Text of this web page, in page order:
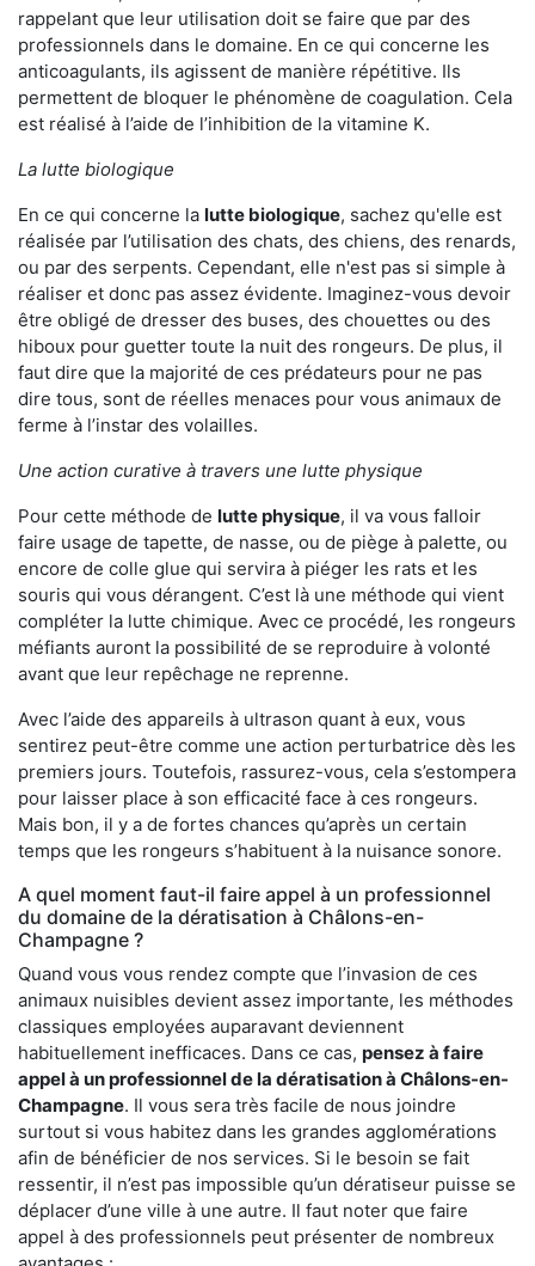
rappelant que leur utilisation doit se faire que par des
professionnels dans le domaine. En ce qui concerne les
anticoagulants, ils agissent de manière répétitive. Ils
permettent de bloquer le phénomène de coagulation. Cela
est réalisé à l’aide de l’inhibition de la vitamine K.
La lutte biologique
En ce qui concerne la lutte biologique, sachez qu'elle est
réalisée par l’utilisation des chats, des chiens, des renards,
ou par des serpents. Cependant, elle n'est pas si simple à
réaliser et donc pas assez évidente. Imaginez-vous devoir
être obligé de dresser des buses, des chouettes ou des
hiboux pour guetter toute la nuit des rongeurs. De plus, il
faut dire que la majorité de ces prédateurs pour ne pas
dire tous, sont de réelles menaces pour vous animaux de
ferme à l’instar des volailles.
Une action curative à travers une lutte physique
Pour cette méthode de lutte physique, il va vous falloir
faire usage de tapette, de nasse, ou de piège à palette, ou
encore de colle glue qui servira à piéger les rats et les
souris qui vous dérangent. C’est là une méthode qui vient
compléter la lutte chimique. Avec ce procédé, les rongeurs
méfiants auront la possibilité de se reproduire à volonté
avant que leur repêchage ne reprenne.
Avec l’aide des appareils à ultrason quant à eux, vous
sentirez peut-être comme une action perturbatrice dès les
premiers jours. Toutefois, rassurez-vous, cela s’estompera
pour laisser place à son efficacité face à ces rongeurs.
Mais bon, il y a de fortes chances qu’après un certain
temps que les rongeurs s’habituent à la nuisance sonore.
A quel moment faut-il faire appel à un professionnel
du domaine de la dératisation à Châlons-en-
Champagne ?
Quand vous vous rendez compte que l’invasion de ces
animaux nuisibles devient assez importante, les méthodes
classiques employées auparavant deviennent
habituellement inefficaces. Dans ce cas, pensez à faire
appel à un professionnel de la dératisation à Châlons-en-
Champagne. Il vous sera très facile de nous joindre
surtout si vous habitez dans les grandes agglomérations
afin de bénéficier de nos services. Si le besoin se fait
ressentir, il n’est pas impossible qu’un dératiseur puisse se
déplacer d’une ville à une autre. Il faut noter que faire
appel à des professionnels peut présenter de nombreux